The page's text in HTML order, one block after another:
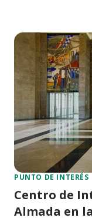
PUNTO DE INTERÉS
Centro de
Almada en